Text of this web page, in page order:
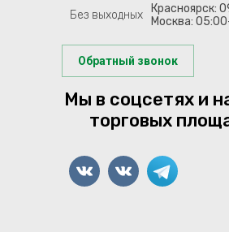
Без выходных
Красноярск:
Москва:
Обратный звонок
Мы в соцсетях и
торговых